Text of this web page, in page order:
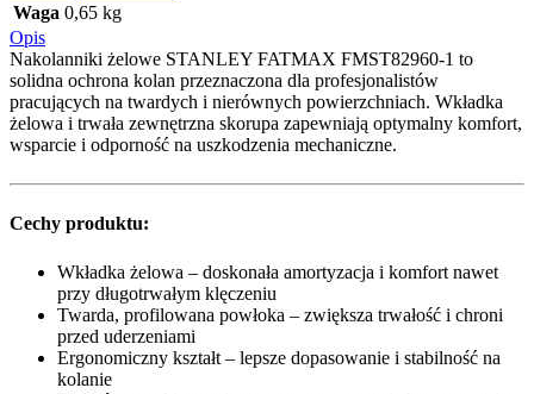
Waga 0,65 kg
Opis
Nakolanniki żelowe STANLEY FATMAX FMST82960-1 to
solidna ochrona kolan przeznaczona dla profesjonalistów
pracujących na twardych i nierównych powierzchniach. Wkładka
żelowa i trwała zewnętrzna skorupa zapewniają optymalny komfort,
wsparcie i odporność na uszkodzenia mechaniczne.
Cechy produktu:
Wkładka żelowa – doskonała amortyzacja i komfort nawet
przy długotrwałym klęczeniu
Twarda, profilowana powłoka – zwiększa trwałość i chroni
przed uderzeniami
Ergonomiczny kształt – lepsze dopasowanie i stabilność na
kolanie